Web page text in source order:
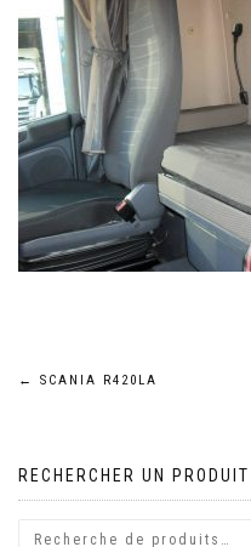
Navigation
l’article
← SCANIA R420LA
RECHERCHER UN PRODUIT